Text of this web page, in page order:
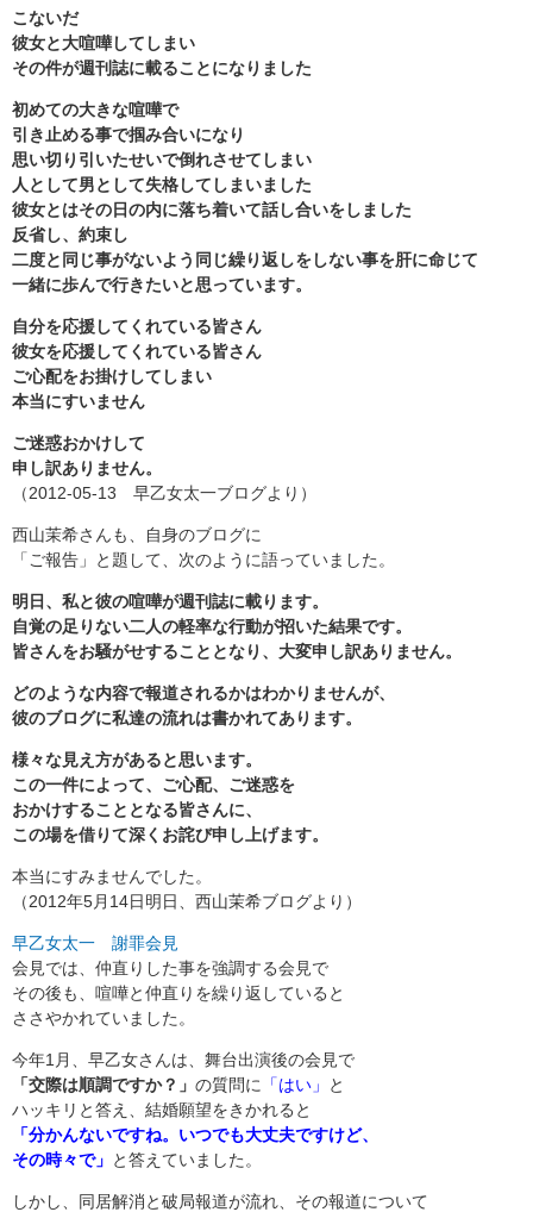
こないだ
彼女と大喧嘩してしまい
その件が週刊誌に載ることになりました
初めての大きな喧嘩で
引き止める事で掴み合いになり
思い切り引いたせいで倒れさせてしまい
人として男として失格してしまいました
彼女とはその日の内に落ち着いて話し合いをしました
反省し、約束し
二度と同じ事がないよう同じ繰り返しをしない事を肝に命じて
一緒に歩んで行きたいと思っています。
自分を応援してくれている皆さん
彼女を応援してくれている皆さん
ご心配をお掛けしてしまい
本当にすいません
ご迷惑おかけして
申し訳ありません。
（2012-05-13 早乙女太一ブログより）
西山茉希さんも、自身のブログに
「ご報告」と題して、次のように語っていました。
明日、私と彼の喧嘩が週刊誌に載ります。
自覚の足りない二人の軽率な行動が招いた結果です。
皆さんをお騒がせすることとなり、大変申し訳ありません。
どのような内容で報道されるかはわかりませんが、
彼のブログに私達の流れは書かれてあります。
様々な見え方があると思います。
この一件によって、ご心配、ご迷惑を
おかけすることとなる皆さんに、
この場を借りて深くお詫び申し上げます。
本当にすみませんでした。
（2012年5月14日明日、西山茉希ブログより）
早乙女太一 謝罪会見
会見では、仲直りした事を強調する会見で
その後も、喧嘩と仲直りを繰り返していると
ささやかれていました。
今年1月、早乙女さんは、舞台出演後の会見で
「交際は順調ですか？」 の質問に 「はい」
と
ハッキリと答え、結婚願望をきかれると
「分かんないですね。いつでも大丈夫ですけど、
その時々で」 と答えていました。
しかし、同居解消と破局報道が流れ、その報道について